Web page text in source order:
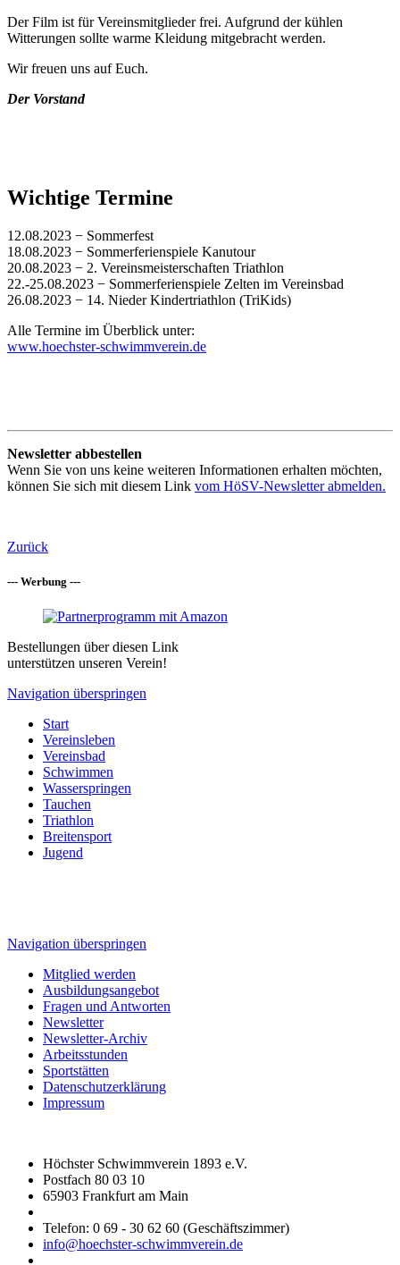
Der Film ist für Vereinsmitglieder frei. Aufgrund der kühlen
Witterungen sollte warme Kleidung mitgebracht werden.
Wir freuen uns auf Euch.
Der Vorstand
Wichtige Termine
12.08.2023 − Sommerfest
18.08.2023 − Sommerferienspiele Kanutour
20.08.2023 − 2. Vereinsmeisterschaften Triathlon
22.-25.08.2023 − Sommerferienspiele Zelten im Vereinsbad
26.08.2023 − 14. Nieder Kindertriathlon (TriKids)
Alle Termine im Überblick unter:
www.hoechster-schwimmverein.de
Newsletter abbestellen
Wenn Sie von uns keine weiteren Informationen erhalten möchten,
können Sie sich mit diesem Link vom HöSV-Newsletter abmelden.
Zurück
--- Werbung ---
Bestellungen über diesen Link
unterstützen unseren Verein!
Navigation überspringen
Start
Vereinsleben
Vereinsbad
Schwimmen
Wasserspringen
Tauchen
Triathlon
Breitensport
Jugend
Navigation überspringen
Mitglied werden
Ausbildungsangebot
Fragen und Antworten
Newsletter
Newsletter-Archiv
Arbeitsstunden
Sportstätten
Datenschutzerklärung
Impressum
Höchster Schwimmverein 1893 e.V.
Postfach 80 03 10
65903 Frankfurt am Main
Telefon: 0 69 - 30 62 60 (Geschäftszimmer)
info@hoechster-schwimmverein.de